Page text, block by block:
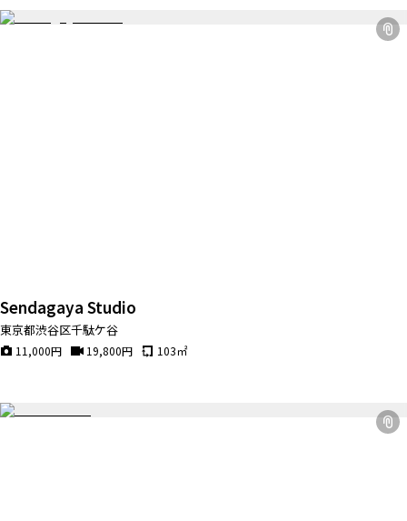
Sendagaya Studio
東京都渋谷区千駄ケ谷
11,000円 19,800円 103㎡